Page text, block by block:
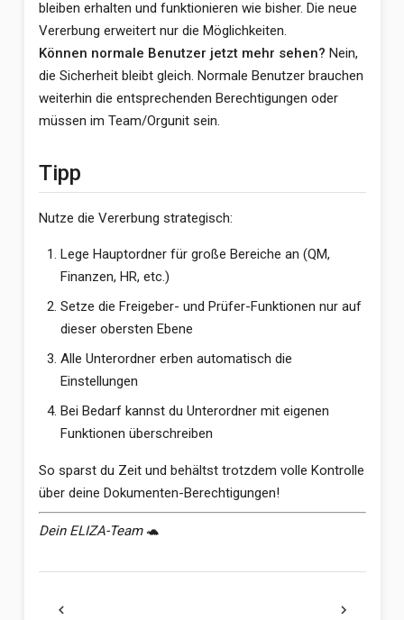
bleiben erhalten und funktionieren wie bisher. Die neue
Vererbung erweitert nur die Möglichkeiten.
Können normale Benutzer jetzt mehr sehen? Nein,
die Sicherheit bleibt gleich. Normale Benutzer brauchen
weiterhin die entsprechenden Berechtigungen oder
müssen im Team/Orgunit sein.
Tipp
Nutze die Vererbung strategisch:
Lege Hauptordner für große Bereiche an (QM,
Finanzen, HR, etc.)
Setze die Freigeber- und Prüfer-Funktionen nur auf
dieser obersten Ebene
Alle Unterordner erben automatisch die
Einstellungen
Bei Bedarf kannst du Unterordner mit eigenen
Funktionen überschreiben
So sparst du Zeit und behältst trotzdem volle Kontrolle
über deine Dokumenten-Berechtigungen!
Dein ELIZA-Team🐢
chevron_left chevron_right